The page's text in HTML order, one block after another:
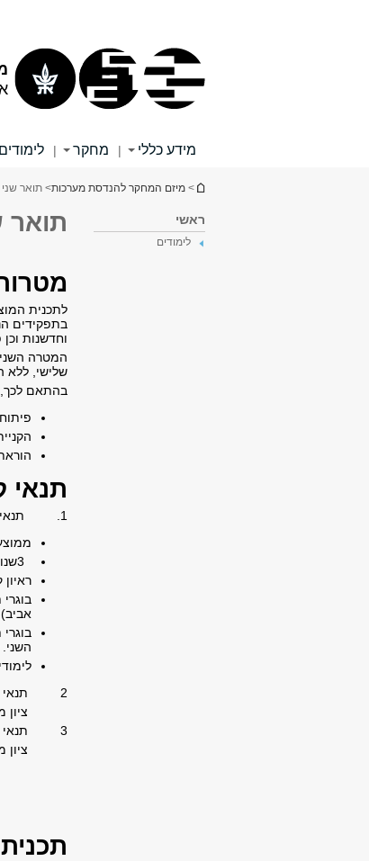
מידע כללי | מחקר | לימודים
הינך נמצא כאן
> מיזם המחקר להנדסת מערכות> תואר שני
ראשי
לימודים
תואר
לתכנית
בתפקידים
וחדשנות
המטרה
שלישי, ללא
בהתאם לכך,
תנאי
1 . תנאי
3
אביב) ידרשו
2
ציון ממוצע
3
ציון ממוצע